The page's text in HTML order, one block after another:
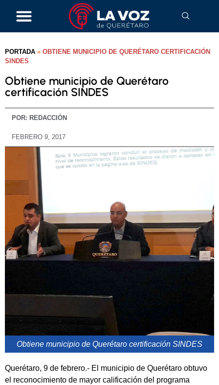
PORTADA » OBTIENE MUNICIPIO DE QUERÉTARO CERTIFICACIÓN
SINDES
Obtiene municipio de Querétaro
certificación SINDES
POR: REDACCIÓN
FEBRERO 9, 2017
Obtiene municipio de Querétaro certificación SINDES
Querétaro, 9 de febrero.- El municipio de Querétaro obtuvo
el reconocimiento de mayor calificación del programa